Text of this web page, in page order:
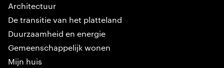
Architectuur
De transitie van het platteland
Duurzaamheid en energie
Gemeenschappelijk wonen
Mijn huis